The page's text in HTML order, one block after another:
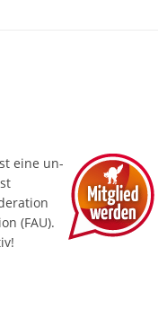
eine un­
(FAU).